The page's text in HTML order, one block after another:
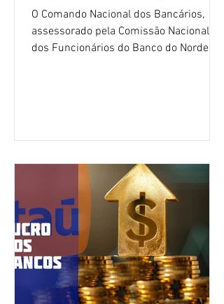
O Comando Nacional dos Bancários,
assessorado pela Comissão Nacional
dos Funcionários do Banco do Nordeste
negociação encerrou a discussão das
cláusulas econômicas e sindicais da
minuta, e a representação dos
funcionários cobrou que o banco
apresente uma proposta c